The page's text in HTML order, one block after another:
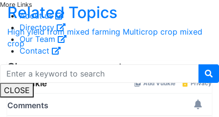
More Links
About us
Directory
Our Team
Contact
CLOSE
Related Topics
High yield from mixed farming Multicrop crop mixed
crop
Share your comments